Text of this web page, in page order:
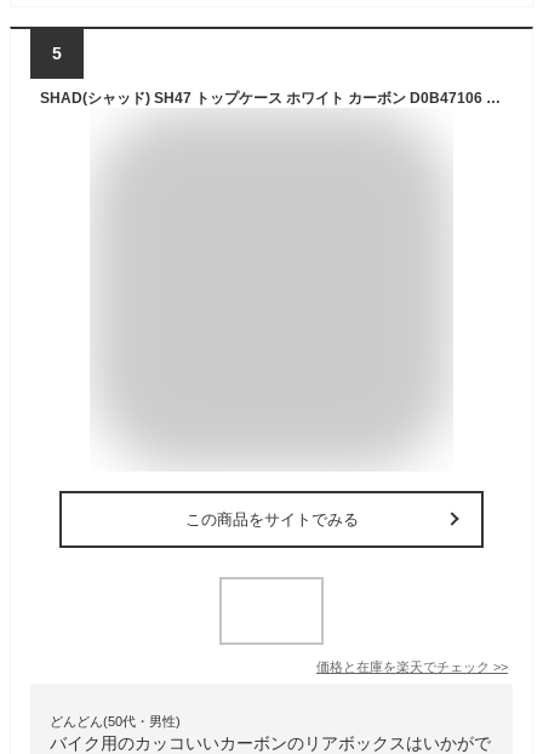
5
SHAD(シャッド) SH47 トップケース ホワイト カーボン D0B47106 バイク トップケース・リアボックス
この商品をサイトでみる
価格と在庫を楽天でチェック >>
どんどん(50代・男性)
バイク用のカッコいいカーボンのリアボックスはいかがで